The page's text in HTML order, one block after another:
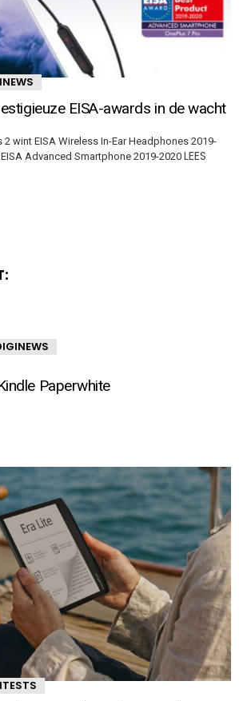
EISA-awards in de wacht
2 wint EISA Wireless In-Ear Headphones 2019-
Advanced Smartphone 2019-2020 LEES
Paperwhite